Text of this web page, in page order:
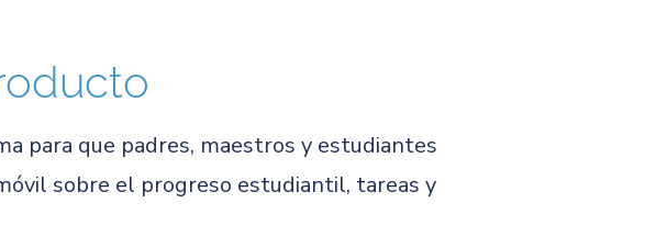
para que padres, maestros y estudiantes
sobre el progreso estudiantil, tareas y